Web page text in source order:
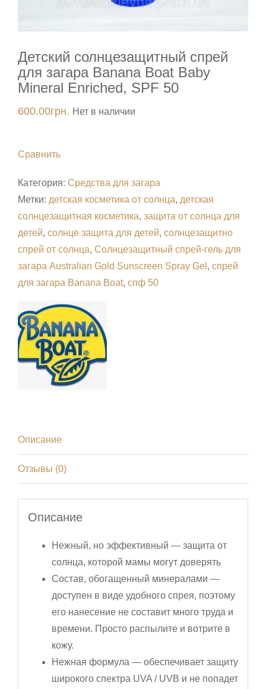
Детский солнцезащитный спрей
для загара Banana Boat Baby
Mineral Enriched, SPF 50
600.00грн. Нет в наличии
Сравнить
Категория: Средства для загара
Метки: детская косметика от солнца, детская
солнцезащитная косметика, защита от солнца для
детей, солнце защита для детей, солнцезащитно
спрей от солнца, Солнцезащитный спрей-гель для
загара Australian Gold Sunscreen Spray Gel , спрей
для загара Banana Boat, спф 50
Описание
Отзывы (0)
Описание
Нежный, но эффективный — защита от
солнца, которой мамы могут доверять
Состав, обогащенный минералами —
доступен в виде удобного спрея, поэтому
его нанесение не составит много труда и
времени. Просто распылите и вотрите в
кожу.
Нежная формула — обеспечивает защиту
широкого спектра UVA / UVB и не попадет